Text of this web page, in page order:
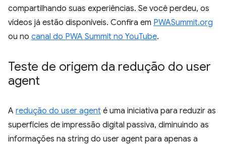
compartilhando suas experiências. Se você perdeu, os
vídeos já estão disponíveis. Confira em PWASummit.org
ou no canal do PWA Summit no YouTube.
Teste de origem da redução do user
agent
A redução do user agent é uma iniciativa para reduzir as
superfícies de impressão digital passiva, diminuindo as
informações na string do user agent para apenas a